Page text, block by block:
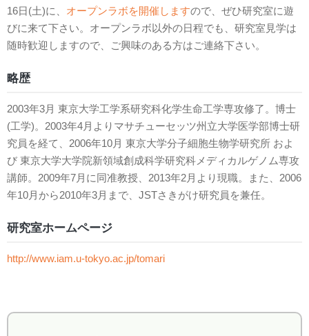
16日(土)に、 オープンラボを開催しますので、ぜひ研究室に遊
びに来て下さい。オープンラボ以外の日程でも、研究室見学は
随時歓迎しますので、ご興味のある方はご連絡下さい。
略歴
2003年3月 東京大学工学系研究科化学生命工学専攻修了。博士
(工学)。2003年4月よりマサチューセッツ州立大学医学部博士研
究員を経て、2006年10月 東京大学分子細胞生物学研究所 およ
び 東京大学大学院新領域創成科学研究科メディカルゲノム専攻
講師。2009年7月に同准教授、2013年2月より現職。また、2006
年10月から2010年3月まで、JSTさきがけ研究員を兼任。
研究室ホームページ
http://www.iam.u-tokyo.ac.jp/tomari